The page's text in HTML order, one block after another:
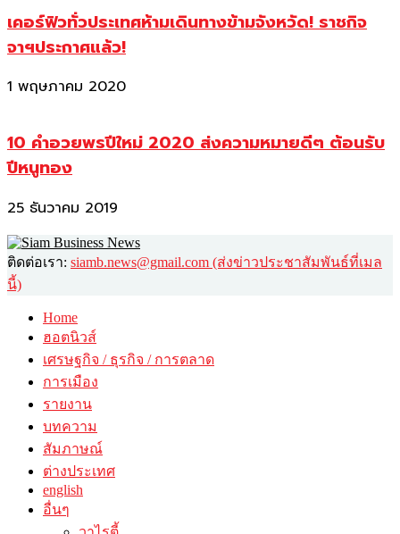
เคอร์ฟิวทั่วประเทศห้ามเดินทางข้ามจังหวัด! ราชกิจ
จาฯประกาศแล้ว!
1 พฤษภาคม 2020
10 คำอวยพรปีใหม่ 2020 ส่งความหมายดีๆ ต้อนรับ
ปีหนูทอง
25 ธันวาคม 2019
ติดต่อเรา: siamb.news@gmail.com (ส่งข่าวประชาสัมพันธ์ที่เมล
นี้)
Home
ฮอตนิวส์
เศรษฐกิจ / ธุรกิจ / การตลาด
การเมือง
รายงาน
บทความ
สัมภาษณ์
ต่างประเทศ
english
อื่นๆ